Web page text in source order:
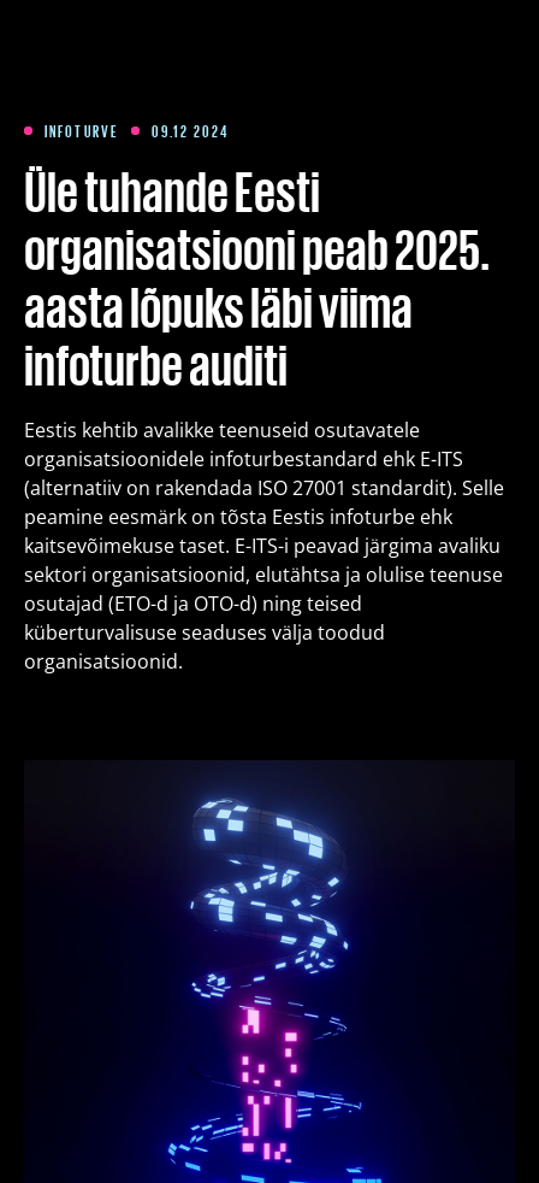
Paketid
Meist
Artiklid
Kontakt
Est Eng Fin
INFOTURVE 09.12 2024
Üle tuhande Eesti
organisatsiooni peab 2025.
aasta lõpuks läbi viima
infoturbe auditi
Eestis kehtib avalikke teenuseid osutavatele
organisatsioonidele infoturbestandard ehk E-ITS
(alternatiiv on rakendada ISO 27001 standardit). Selle
peamine eesmärk on tõsta Eestis infoturbe ehk
kaitsevõimekuse taset. E-ITS-i peavad järgima avaliku
sektori organisatsioonid, elutähtsa ja olulise teenuse
osutajad (ETO-d ja OTO-d) ning teised
küberturvalisuse seaduses välja toodud
organisatsioonid.